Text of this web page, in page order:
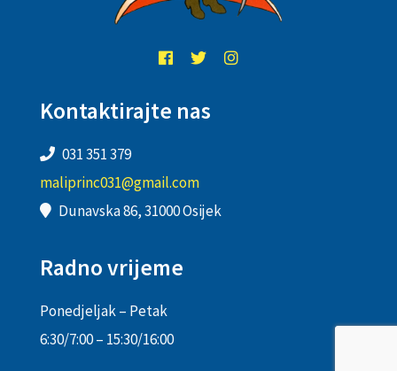
Kontaktirajte nas
031 351 379
maliprinc031@gmail.com
Dunavska 86, 31000 Osijek
Radno vrijeme
Ponedjeljak – Petak
6:30/7:00 – 15:30/16:00